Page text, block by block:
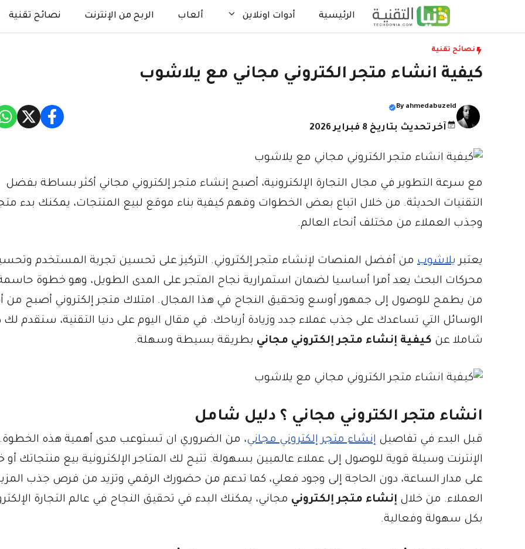
إلى
الرئيسية أدوات اونلاين ألعاب الربح من الإنترنت نصائح تقنية
نصائح تقنية
كيفية انشاء متجر الكتروني مجاني مع يلاشوب
By ahmedabuzeid
آخر تحديث بتاريخ 8 فبراير 2026
مع سرعة التطوير في مجال التجارة الإلكترونية، أصبح إنشاء متجر إلكتروني مجاني أكثر بساطة بفضل
التقنيات الحديثة. من خلال اتباع بعض الخطوات وفهم كيفية بناء موقع لبيع المنتجات، يمكنك بدء
وجذب العملاء من مختلف أنحاء العالم.
يعتبر يلاشوب من أفضل المنصات لإنشاء متجر إلكتروني. التركيز على تحسين تجربة المستخدم
محركات البحث يعد أمرا أساسيا لضمان استمرارية نجاح المتجر على المدى الطويل، وهو خطوة
من يطمح للوصول إلى جمهور أوسع وتحقيق النجاح في هذا المجال. امتلاك متجر إلكتروني أصبح من
الوسائل التي تساعدك على جذب عملاء جدد وزيادة أرباحك. في مقال اليوم على دنيا التقنية، سنقدم لك
شاملا عن كيفية إنشاء متجر إلكتروني مجاني بطريقة بسيطة وسهلة.
انشاء متجر الكتروني مجاني ؟ دليل شامل
قبل البدء في تفاصيل إنشاء متجر إلكتروني مجاني، من الضروري ان تستوعب مدى أهمية هذه
الإنترنت وسيلة قوية للوصول إلى عملاء عالميين بسهولة. تتيح لك المتاجر الإلكترونية بيع منتجاتك أو
على مدار الساعة، دون الحاجة إلى وجود فعلي، كما تدعم من حضورك الرقمي وتزيد من فرص جذب
العملاء. من خلال إنشاء متجر إلكتروني مجاني، يمكنك البدء في تحقيق النجاح في عالم التجارة
بكل سهولة وفعالية.